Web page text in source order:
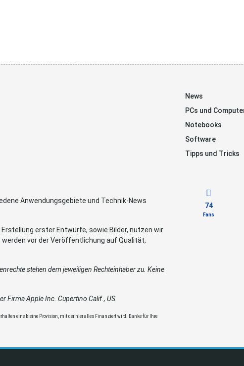
Anwendungsgebiete und Technik-News
erster Entwürfe, sowie Bilder, nutzen wir
vor der Veröffentlichung auf Qualität,
stehen dem jeweiligen Rechteinhaber zu. Keine
Firma Apple Inc. Cupertino Calif., US
eine kleine Provision, mit der hier alles Finanziert wird. Danke für Ihre
News
PCs und
Notebooks
Software
Tipps und Tricks
74
Fans